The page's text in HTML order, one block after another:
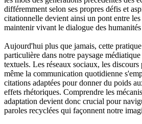
différemment selon ses propres défis et
citationnelle devient ainsi un pont entre
maintenir vivant le dialogue des
Aujourd'hui plus que jamais, cette
particulière dans notre paysage
textuels. Les réseaux sociaux, les
même la communication quotidienne
citations adaptées pour donner du poids
effets rhétoriques. Comprendre les
adaptation devient donc crucial pour
paroles recyclées qui façonnent notre